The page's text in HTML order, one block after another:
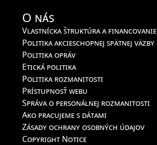
O nás
Vlastnícka štruktúra a financovanie
Politika akcieschopnej spätnej väzby
Politika opráv
Etická politika
Politika rozmanitosti
Prístupnosť webu
Správa o personálnej rozmanitosti
Ako pracujeme s dátami
Zásady ochrany osobných údajov
Copyright Notice